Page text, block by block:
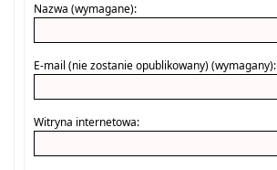
Nazwa (wymagane):
E-mail (nie zostanie opublikowany) (wymagany):
Witryna internetowa: